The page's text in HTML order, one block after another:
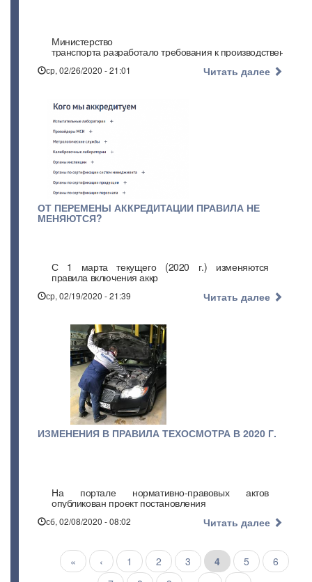
Министерство
транспорта разработало требования к производствен
ср, 02/26/2020 - 21:01 Читать далее
ОТ ПЕРЕМЕНЫ АККРЕДИТАЦИИ ПРАВИЛА НЕ
МЕНЯЮТСЯ?
С 1 марта текущего (2020 г.) изменяются
правила включения аккр
ср, 02/19/2020 - 21:39 Читать далее
ИЗМЕНЕНИЯ В ПРАВИЛА ТЕХОСМОТРА В 2020 Г.
На портале нормативно-правовых актов
опубликован проект постановления
сб, 02/08/2020 - 08:02 Читать далее
Нумерация
страниц
Первая
страница
« ←‹ Страница
1 Страница
2 Страница
3
Текущая
страница
4 Страница
5
6